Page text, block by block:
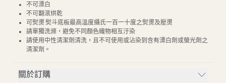
不可漂白
不可翻滾烘乾
可熨燙 熨斗底板最高溫度攝氏一百一十度之熨燙及壓燙
請單獨洗滌，避免不同顏色織物相互汙染
請使用中性清潔劑清洗，且不可使用或沾染到含有漂白劑或螢光劑之
清潔劑。
關於訂購